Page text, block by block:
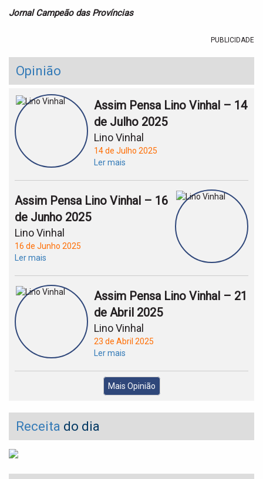
Jornal Campeão das Províncias
PUBLICIDADE
Opinião
Assim Pensa Lino Vinhal – 14
de Julho 2025
Lino Vinhal
14 de Julho 2025
Ler mais
Assim Pensa Lino Vinhal – 16
de Junho 2025
Lino Vinhal
16 de Junho 2025
Ler mais
Assim Pensa Lino Vinhal – 21
de Abril 2025
Lino Vinhal
23 de Abril 2025
Ler mais
Mais Opinião
Receita do dia